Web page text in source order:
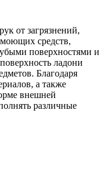
от загрязнений,
средств,
поверхностями и
ладони
Благодаря
а также
внешней
различные